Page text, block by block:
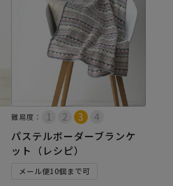
難易度：
パステルボーダーブランケ
ット（レシピ）
メール便10個まで可